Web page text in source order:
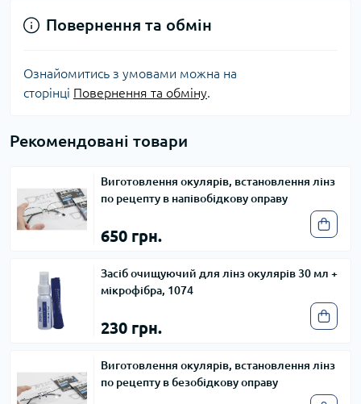
Повернення та обмін
Ознайомитись з умовами можна на
сторінці Повернення та обміну.
Рекомендовані товари
Виготовлення окулярів, встановлення лінз
по рецепту в напівобідкову оправу
650 грн.
Засіб очищуючий для лінз окулярів 30 мл +
мікрофібра, 1074
230 грн.
Виготовлення окулярів, встановлення лінз
по рецепту в безобідкову оправу